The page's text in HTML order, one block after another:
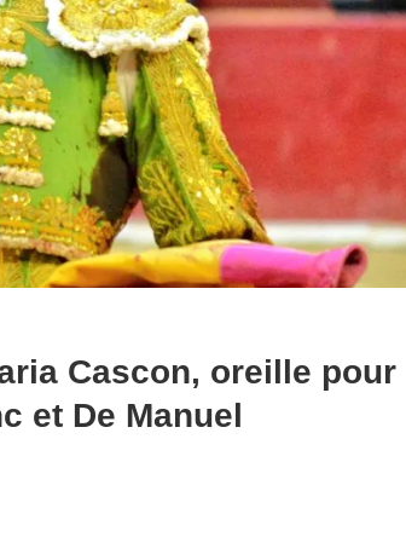
Cascon, oreille pour
et De Manuel